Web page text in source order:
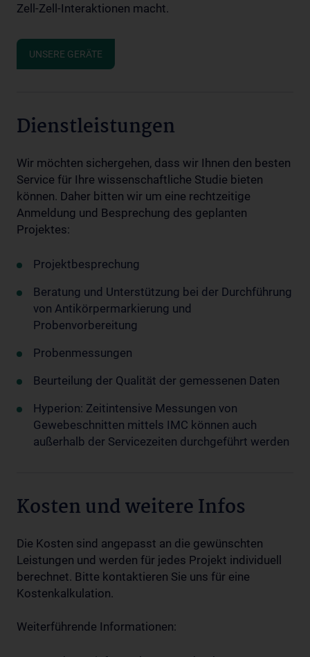
Zell-Zell-Interaktionen macht.
UNSERE GERÄTE
Dienstleistungen
Wir möchten sichergehen, dass wir Ihnen den besten
Service für Ihre wissenschaftliche Studie bieten
können. Daher bitten wir um eine rechtzeitige
Anmeldung und Besprechung des geplanten
Projektes:
Projektbesprechung
Beratung und Unterstützung bei der Durchführung
von Antikörpermarkierung und
Probenvorbereitung
Probenmessungen
Beurteilung der Qualität der gemessenen Daten
Hyperion: Zeitintensive Messungen von
Gewebeschnitten mittels IMC können auch
außerhalb der Servicezeiten durchgeführt werden
Kosten und weitere Infos
Die Kosten sind angepasst an die gewünschten
Leistungen und werden für jedes Projekt individuell
berechnet. Bitte kontaktieren Sie uns für eine
Kostenkalkulation.
Weiterführende Informationen: